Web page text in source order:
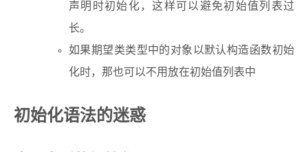
声明时初始化，这样可以避免初始值列表过
长。
如果期望类类型中的对象以默认构造函数初始
化时，那也可以不用放在初始值列表中
初始化语法的迷惑